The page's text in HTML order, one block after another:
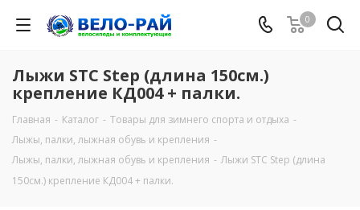
0
Лыжи STC Step (длина 150см.)
крепление КД004 + палки.
Главная - Каталог - Товары для зимнего спорта и отдыха -
Лыжы, палки, лыжная обувь и крепления -
Лыжы, палки, лыжная обувь и крепления - Лыжи STC Step (длина
150см.) крепление КД004 + палки.